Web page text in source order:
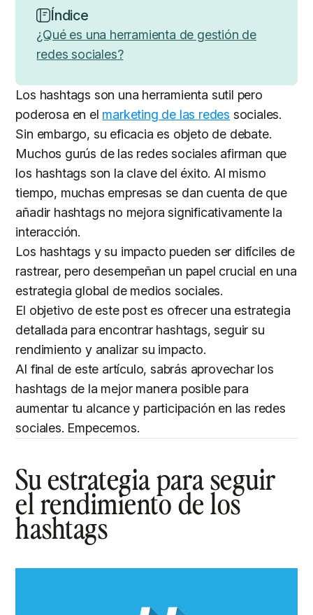
Índice
¿Qué es una herramienta de gestión de
redes sociales?
Los hashtags son una herramienta sutil pero
poderosa en el marketing de las redes sociales.
Sin embargo, su eficacia es objeto de debate.
Muchos gurús de las redes sociales afirman que
los hashtags son la clave del éxito. Al mismo
tiempo, muchas empresas se dan cuenta de que
añadir hashtags no mejora significativamente la
interacción.
Los hashtags y su impacto pueden ser difíciles de
rastrear, pero desempeñan un papel crucial en una
estrategia global de medios sociales.
El objetivo de este post es ofrecer una estrategia
detallada para encontrar hashtags, seguir su
rendimiento y analizar su impacto.
Al final de este artículo, sabrás aprovechar los
hashtags de la mejor manera posible para
aumentar tu alcance y participación en las redes
sociales. Empecemos.
Su estrategia para seguir
el rendimiento de los
hashtags